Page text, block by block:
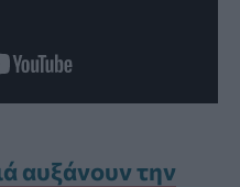
αυξάνουν την